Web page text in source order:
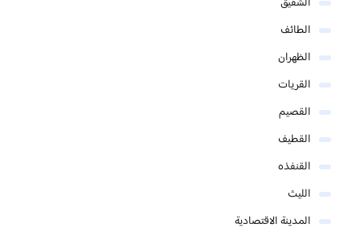
الطائف
الظهران
القريات
القصيم
القطيف
القنفذه
الليث
المدينة الاقتصادية